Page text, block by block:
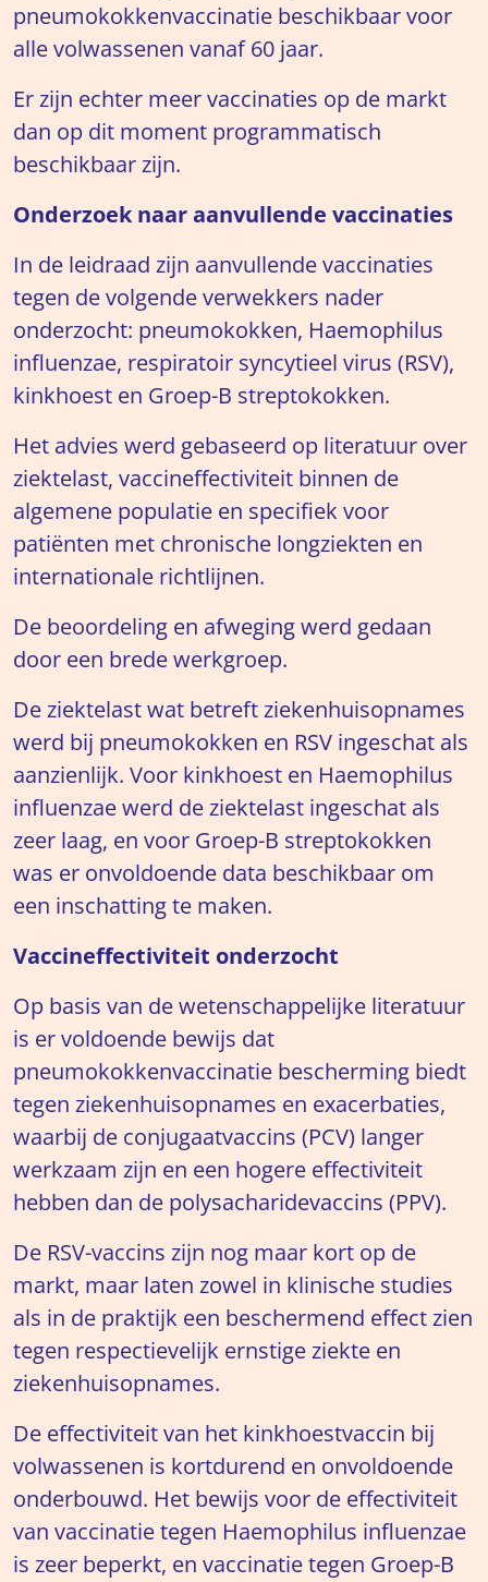
pneumokokkenvaccinatie beschikbaar voor
alle volwassenen vanaf 60 jaar.
Er zijn echter meer vaccinaties op de markt
dan op dit moment programmatisch
beschikbaar zijn.
Onderzoek naar aanvullende vaccinaties
In de leidraad zijn aanvullende vaccinaties
tegen de volgende verwekkers nader
onderzocht: pneumokokken, Haemophilus
influenzae, respiratoir syncytieel virus (RSV),
kinkhoest en Groep-B streptokokken.
Het advies werd gebaseerd op literatuur over
ziektelast, vaccineffectiviteit binnen de
algemene populatie en specifiek voor
patiënten met chronische longziekten en
internationale richtlijnen.
De beoordeling en afweging werd gedaan
door een brede werkgroep.
De ziektelast wat betreft ziekenhuisopnames
werd bij pneumokokken en RSV ingeschat als
aanzienlijk. Voor kinkhoest en Haemophilus
influenzae werd de ziektelast ingeschat als
zeer laag, en voor Groep-B streptokokken
was er onvoldoende data beschikbaar om
een inschatting te maken.
Vaccineffectiviteit onderzocht
Op basis van de wetenschappelijke literatuur
is er voldoende bewijs dat
pneumokokkenvaccinatie bescherming biedt
tegen ziekenhuisopnames en exacerbaties,
waarbij de conjugaatvaccins (PCV) langer
werkzaam zijn en een hogere effectiviteit
hebben dan de polysacharidevaccins (PPV).
De RSV-vaccins zijn nog maar kort op de
markt, maar laten zowel in klinische studies
als in de praktijk een beschermend effect zien
tegen respectievelijk ernstige ziekte en
ziekenhuisopnames.
De effectiviteit van het kinkhoestvaccin bij
volwassenen is kortdurend en onvoldoende
onderbouwd. Het bewijs voor de effectiviteit
van vaccinatie tegen Haemophilus influenzae
is zeer beperkt, en vaccinatie tegen Groep-B